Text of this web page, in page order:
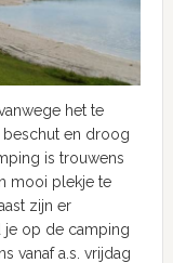
het te
en droog
is trouwens
mooi plekje te
zijn er
je op de camping
vanaf a.s. vrijdag